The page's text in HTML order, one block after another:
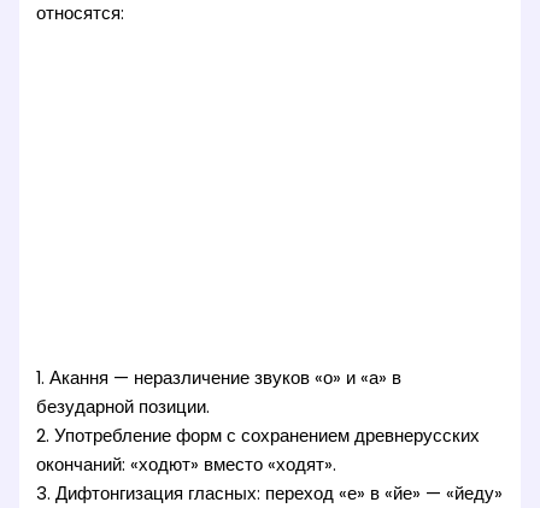
относятся:
1. Акання — неразличение звуков «о» и «а» в
безударной позиции.
2. Употребление форм с сохранением древнерусских
окончаний: «ходют» вместо «ходят».
3. Дифтонгизация гласных: переход «е» в «йе» — «йеду»